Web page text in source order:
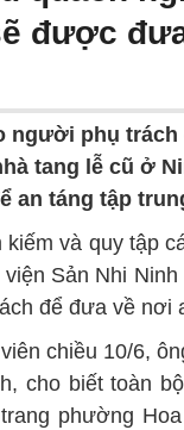
được
người phụ trách
tang lễ cũ ở
an táng tập
kiếm và quy tập
Sản Nhi
để đưa về nơi
chiều 10/6,
cho biết toàn
phường